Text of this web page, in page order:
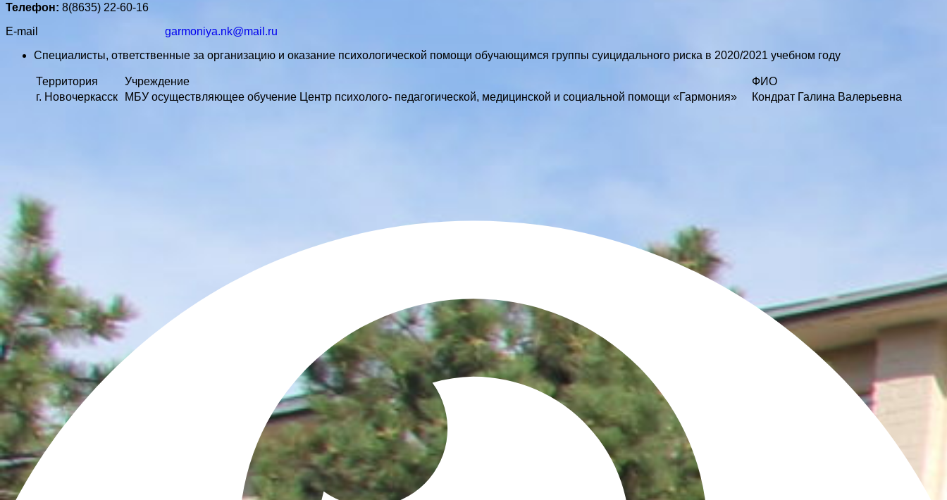
Телефон: 8(8635) 22-60-16
E-mail garmoniya.nk@mail.ru
Специалисты, ответственные за организацию и оказание психологической помощи обучающимся группы суицидального риска в 2020/2021 учебном году
Территория Учреждение
ФИО
г. Новочеркасск
МБУ осуществляющее обучение Центр психолого- педагогической, медицинской и социальной помощи «Гармония» Кондрат Галина Валерьевна